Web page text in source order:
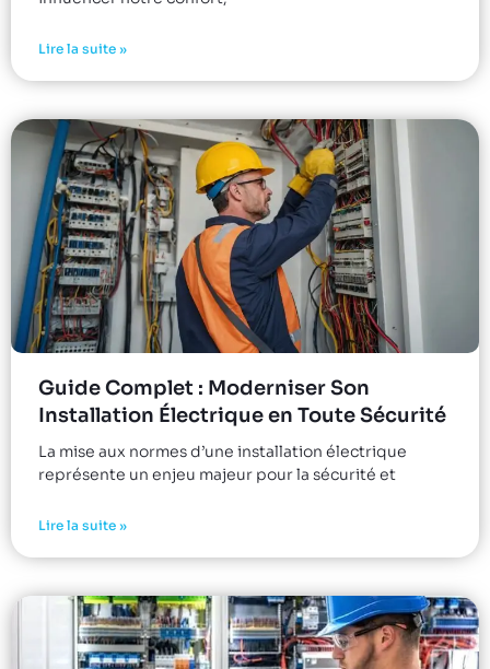
Lire la suite »
Guide Complet : Moderniser Son
Installation Électrique en Toute Sécurité
La mise aux normes d’une installation électrique
représente un enjeu majeur pour la sécurité et
Lire la suite »